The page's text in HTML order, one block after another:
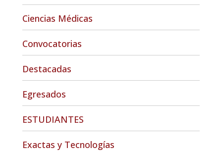
Ciencias Médicas
Convocatorias
Destacadas
Egresados
ESTUDIANTES
Exactas y Tecnologías